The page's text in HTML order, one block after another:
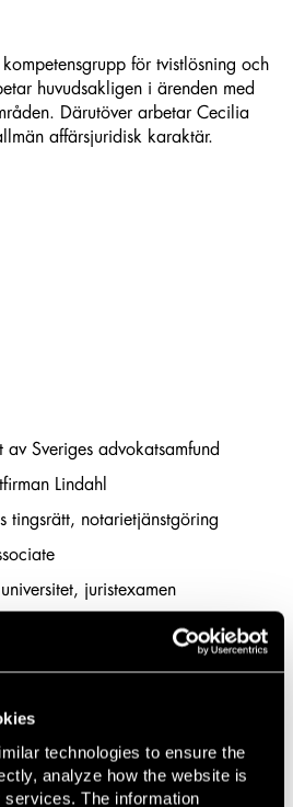
technologies to ensure the
analyze how the website is
services. The information
för tvistlösning och
huvudsakligen i ärenden med
Därutöver arbetar Cecilia
affärsjuridisk karaktär.
av Sveriges advokatsamfund
Lindahl
tingsrätt, notarietjänstgöring
juristexamen